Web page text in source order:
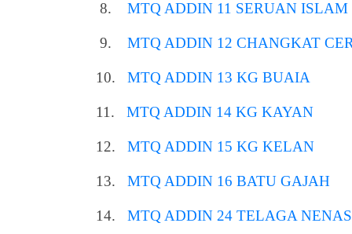
8. MTQ ADDIN 11 SERUAN ISLAM
9. MTQ ADDIN 12 CHANGKAT
10. MTQ ADDIN 13 KG BUAIA
11. MTQ ADDIN 14 KG KAYAN
12. MTQ ADDIN 15 KG KELAN
13. MTQ ADDIN 16 BATU GAJAH
14. MTQ ADDIN 24 TELAGA NENAS